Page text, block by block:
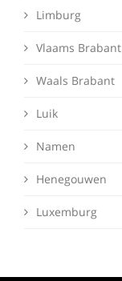
Limburg
Vlaams Brabant
Waals Brabant
Luik
Namen
Henegouwen
Luxemburg